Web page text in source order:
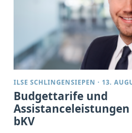
ILSE SCHLINGENSIEPEN · 13.
Budgettarife und
bKV